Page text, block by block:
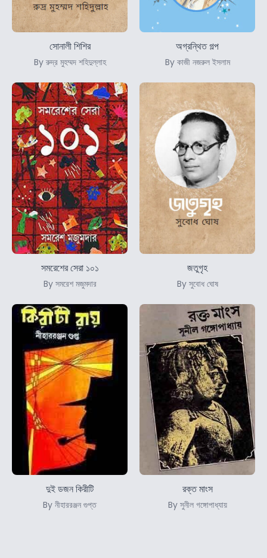
সোনালী শিশির
By রুদ্র মুহম্মদ শহিদুল্লাহ
অগ্রন্থিত গল্প
By কাজী নজরুল ইসলাম
সমরেশের সেরা ১০১
By সমরেশ মজুমদার
জতুগৃহ
By সুবোধ ঘোষ
দুই ডজন কিরীটি
By নীহাররঞ্জন গুপ্ত
রক্ত মাংস
By সুনীল গঙ্গোপাধ্যায়